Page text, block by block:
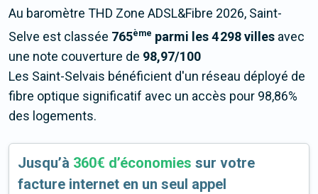
Au baromètre THD Zone ADSL&Fibre 2026, Saint-
Selve est classée 765ème parmi les 4 298 villes avec
une note couverture de 98,97/100
Les Saint-Selvais bénéficient d'un réseau déployé de
fibre optique significatif avec un accès pour 98,86%
des logements.
Jusqu’à 360€ d’économies sur votre
facture internet en un seul appel